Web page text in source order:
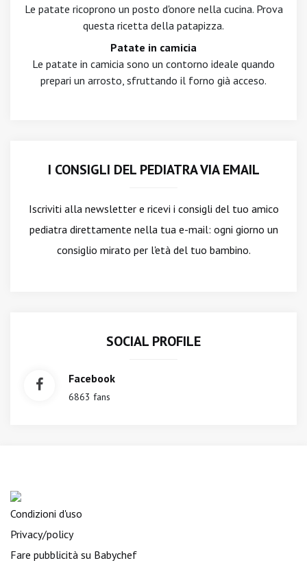
Le patate ricoprono un posto d'onore nella cucina. Prova
questa ricetta della patapizza.
Patate in camicia
Le patate in camicia sono un contorno ideale quando
prepari un arrosto, sfruttando il forno già acceso.
I CONSIGLI DEL PEDIATRA VIA EMAIL
Iscriviti alla newslettere ricevi i consigli del tuo amico
pediatra direttamente nella tua e-mail: ogni giorno un
consiglio mirato per l'età del tuo bambino.
SOCIAL PROFILE
Facebook
6863 fans
Condizioni d'uso
Privacy/policy
Fare pubblicità su Babychef